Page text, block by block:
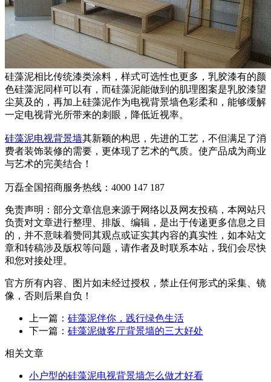
硅藻泥相比传统漆类涂料，样式可选性也更多，乳胶漆有的颜
色硅藻泥同样可以有，而硅藻泥能做到的肌理图案是乳胶漆望
尘莫及的，再加上硅藻泥作为电视背景墙色彩柔和，能够缓解
一定电视背光所带来的刺眼，降低近视率。
硅藻泥电视背景墙其新颖的构思，先进的工艺，不但满足了消
费者装饰装修的需要，更体现了艺术的气质。使产品成为商业
与艺术的完美结合！
万磊全国招商服务热线： 4000 147 187
免责声明：部分文章信息来源于网络以及网友投稿，本网站只
负责对文章进行整理、排版、编辑，是出于传递更多信息之目
的，并不意味着赞同其观点或证实其内容的真实性，如本站文
章和转稿涉及版权等问题，请作者及时联系本站，我们会尽快
和您对接处理。
官方所有内容、图片如未经过授权，禁止任何形式的采集、镜
像，否则后果自负！
上一篇： 硅藻泥伴你，践行绿色生活
下一篇： 硅藻泥做客厅背景墙的三大好处
相关文章
小户型的硅藻泥电视背景墙怎么做才好看